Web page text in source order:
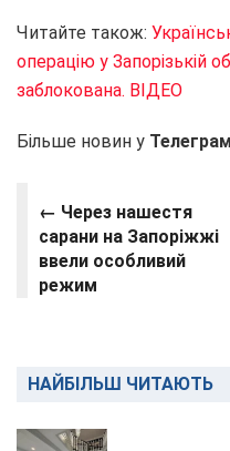
Читайте також:
операцію у Запорізькій
заблокована. ВІДЕО
Більше новин у Телеграм
← Через нашестя
сарани на Запоріжжі
ввели особливий
режим
НАЙБІЛЬШ ЧИТАЮТЬ